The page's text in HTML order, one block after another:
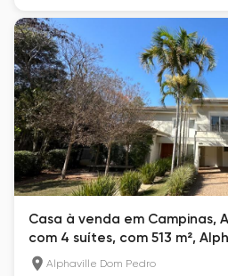
Casa à venda em Campinas,
com 4 suítes, com 513 m²,
Alphaville Dom Pedro